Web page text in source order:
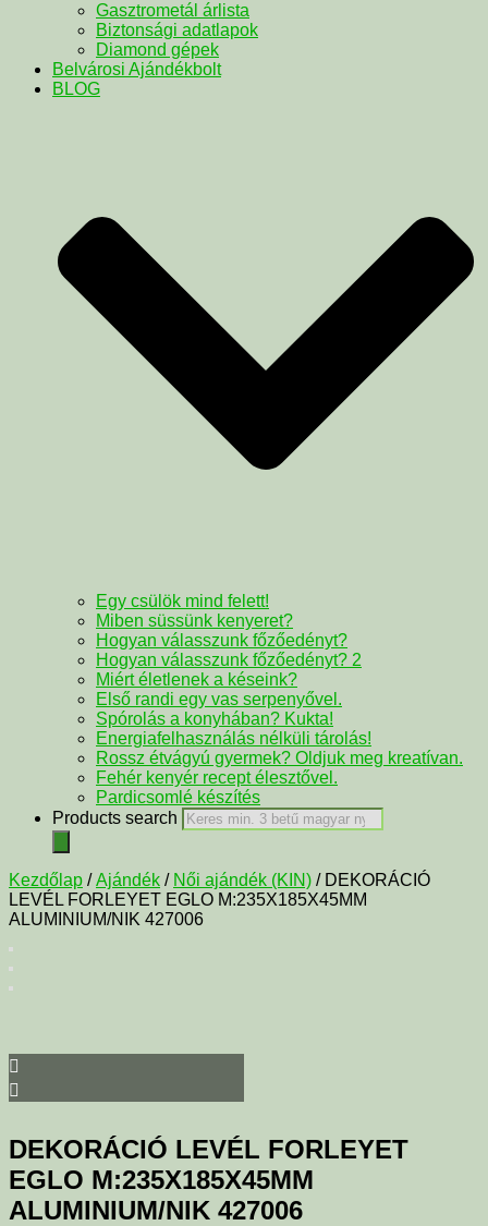
Gasztrometál árlista
Biztonsági adatlapok
Diamond gépek
Belvárosi Ajándékbolt
BLOG
Egy csülök mind felett!
Miben süssünk kenyeret?
Hogyan válasszunk főzőedényt?
Hogyan válasszunk főzőedényt? 2
Miért életlenek a késeink?
Első randi egy vas serpenyővel.
Spórolás a konyhában? Kukta!
Energiafelhasználás nélküli tárolás!
Rossz étvágyú gyermek? Oldjuk meg kreatívan.
Fehér kenyér recept élesztővel.
Pardicsomlé készítés
Products search
Kezdőlap /Ajándék / Női ajándék (KIN) / DEKORÁCIÓ
LEVÉL FORLEYET EGLO M:235X185X45MM
ALUMINIUM/NIK 427006
DEKORÁCIÓ LEVÉL FORLEYET
EGLO M:235X185X45MM
ALUMINIUM/NIK 427006